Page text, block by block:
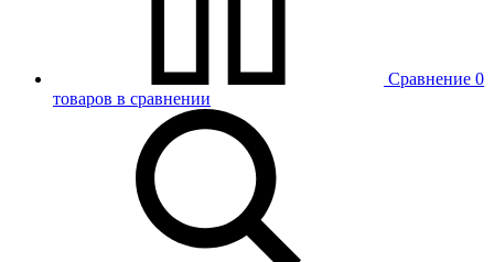
Сравнение 0
товаров в сравнении